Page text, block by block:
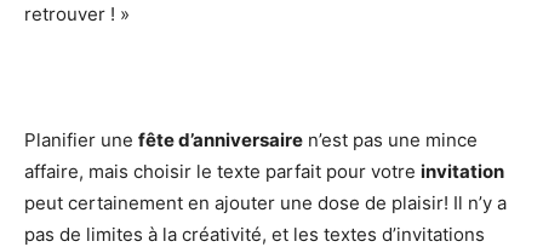
retrouver ! »
Planifier une fête d’anniversaire n’est pas une mince
affaire, mais choisir le texte parfait pour votre invitation
peut certainement en ajouter une dose de plaisir! Il n’y a
pas de limites à la créativité, et les textes d’invitations